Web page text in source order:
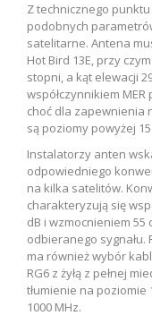
Z technicznego
podobnych
satelitarne. Antena
Hot Bird 13E, przy
stopni, a kąt elewacji
współczynnikiem
choć dla zapewnienia
są poziomy powyżej 15
Instalatorzy anten
odpowiedniego
na kilka satelitów.
charakteryzują się
dB i wzmocnieniem 55
odbieranego
ma również wybór
RG6 z żyłą z pełnej
tłumienie na poziomie
1000 MHz.